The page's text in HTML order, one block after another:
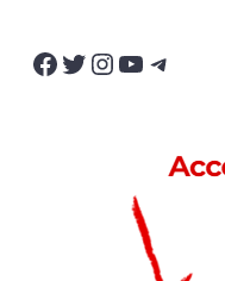
Facebook Twitter InstagramYouTube Telegram